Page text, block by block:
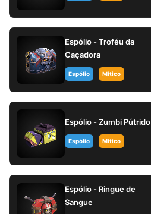
Espólio - Troféu da
Caçadora
Espólio Mítico
Espólio - Zumbi Pútrido
Espólio Mítico
Espólio - Ringue de
Sangue